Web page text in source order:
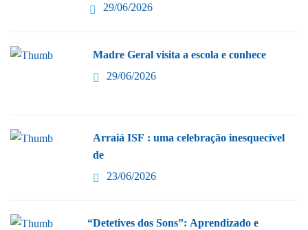
29/06/2026
Madre Geral visita a escola e conhece
29/06/2026
Arraiá ISF : uma celebração inesquecível
de
23/06/2026
“Detetives dos Sons”: Aprendizado e